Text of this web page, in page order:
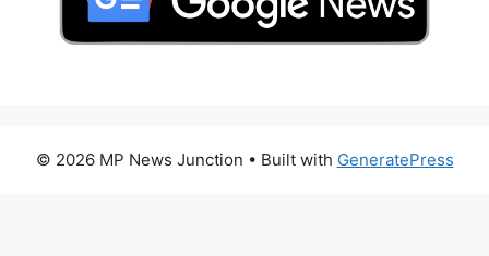
© 2026 MP News Junction • Built with GeneratePress